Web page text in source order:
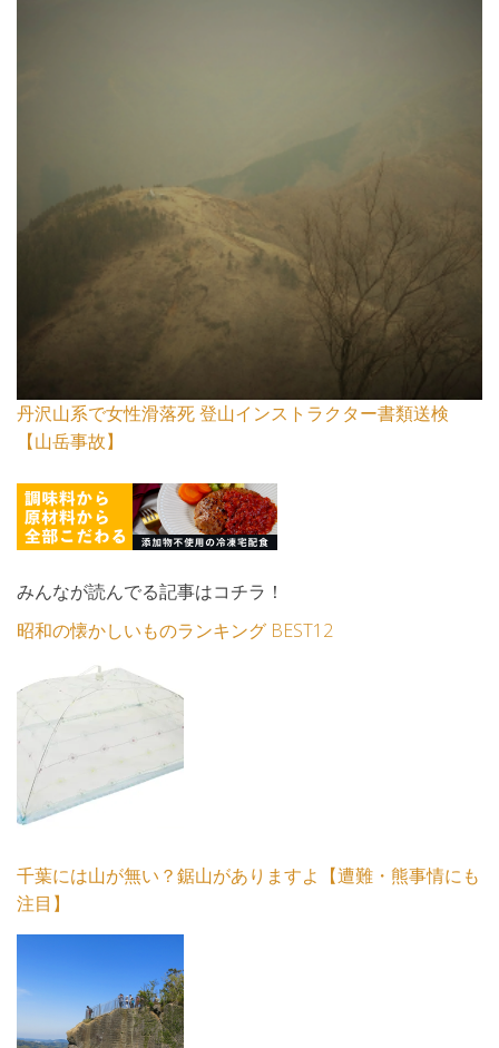
丹沢山系で女性滑落死 登山インストラクター書類送検
【山岳事故】
みんなが読んでる記事はコチラ！
昭和の懐かしいものランキング BEST12
千葉には山が無い？鋸山がありますよ【遭難・熊事情にも
注目】